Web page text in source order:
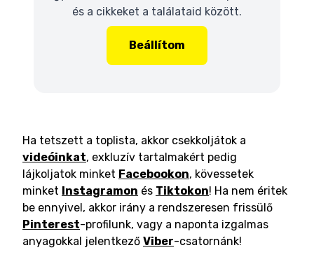
és a cikkeket a találataid között.
Beállítom
Ha tetszett a toplista, akkor csekkoljátok a
videóinkat, exkluzív tartalmakért pedig
lájkoljatok minket Facebookon, kövessetek
minket Instagramon és Tiktokon! Ha nem éritek
be ennyivel, akkor irány a rendszeresen frissülő
Pinterest-profilunk, vagy a naponta izgalmas
anyagokkal jelentkező Viber-csatornánk!